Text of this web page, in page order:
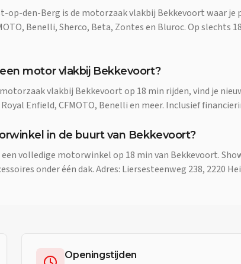
op-den-Berg is de motorzaak vlakbij Bekkevoort waar
Benelli, Sherco, Beta, Zontes en Bluroc. Op slechts
motor vlakbij Bekkevoort?
motorzaak vlakbij Bekkevoort op 18 min rijden, vind je
Enfield, CFMOTO, Benelli en meer. Inclusief
in de buurt van Bekkevoort?
een volledige motorwinkel op 18 min van Bekkevoort.
onder één dak. Adres: Liersesteenweg 238, 2220
Openingstijden